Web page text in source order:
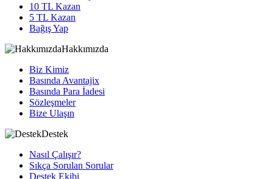
10 TL Kazan
5 TL Kazan
Bağış Yap
Hakkımızda
Biz Kimiz
Basında Avantajix
Basında Para İadesi
Sözleşmeler
Bize Ulaşın
Destek
Nasıl Çalışır?
Sıkça Sorulan Sorular
Destek Ekibi